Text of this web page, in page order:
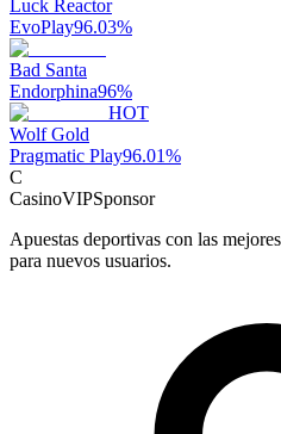
Luck Reactor
EvoPlay96.03%
Bad Santa
Endorphina96%
HOT
Wolf Gold
Pragmatic Play96.01%
C
CasinoVIPSponsor
Apuestas deportivas con las
para nuevos usuarios.